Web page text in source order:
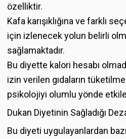
özelliktir.
Kafa karışıklığına ve farklı
için izlenecek yolun belirli
sağlamaktadır.
Bu diyette kalori hesabı
izin verilen gıdaların
psikolojiyi olumlu yönde
Dukan Diyetinin Sağladığı
Bu diyeti uygulayanlardan